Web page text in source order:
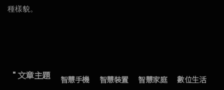
種樣貌。
" 文章主題 智慧手機 智慧裝置 智慧家庭
數位生活